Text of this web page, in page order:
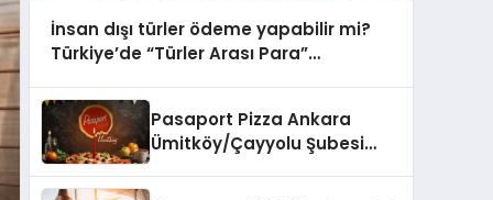
İnsan dışı türler ödeme yapabilir mi?
Türkiye’de “Türler Arası Para”
Pasaport Pizza Ankara
Ümitköy/Çayyolu Şubesi